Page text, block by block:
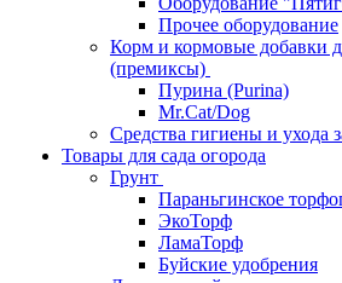
Прочее оборудование
Корм и кормовые добавки
(премиксы)
Пурина (Purina)
Mr.Cat/Dog
Средства гигиены и ухода
Товары для сада огорода
Грунт
Параньгинское
ЭкоТорф
ЛамаТорф
Буйские удобрения